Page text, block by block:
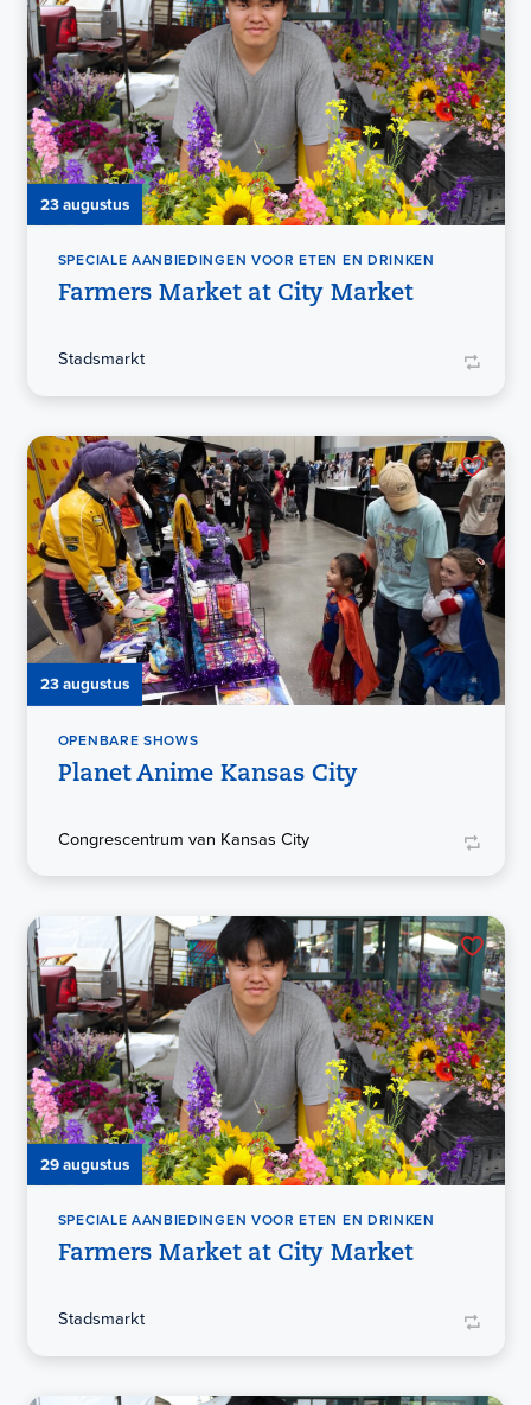
23 augustus
SPECIALE AANBIEDINGEN VOOR ETEN EN DRINKEN
Farmers Market at City Market
Stadsmarkt
23 augustus
OPENBARE SHOWS
Planet Anime Kansas City
Congrescentrum van Kansas City
29 augustus
SPECIALE AANBIEDINGEN VOOR ETEN EN DRINKEN
Farmers Market at City Market
Stadsmarkt